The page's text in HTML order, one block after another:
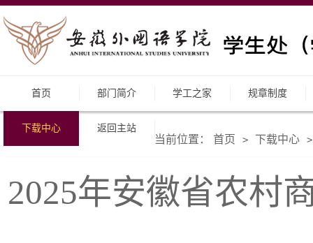
首页 部门简介 学工之家 规章制度
下载中心 返回主站
当前位置： 首页 > 下载中心 >
2025年安徽省农村